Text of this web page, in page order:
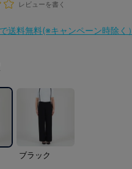
レビューを書く
送料無料(※キャンペーン時除く）
ブラック